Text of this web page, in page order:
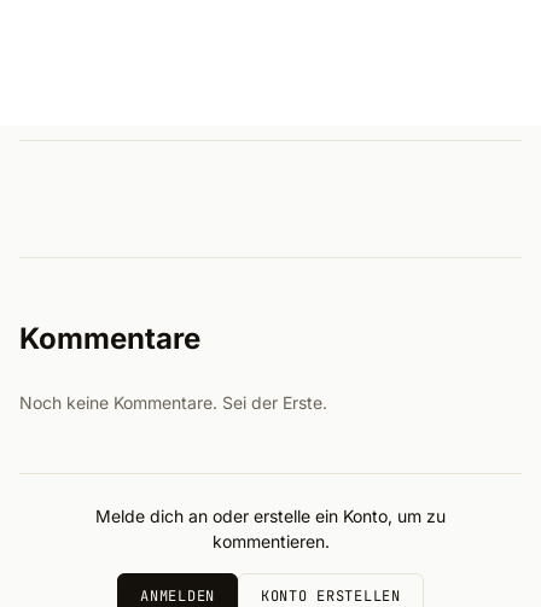
Kommentare
Noch keine Kommentare. Sei der Erste.
Melde dich an oder erstelle ein Konto, um zu
kommentieren.
ANMELDEN KONTO ERSTELLEN